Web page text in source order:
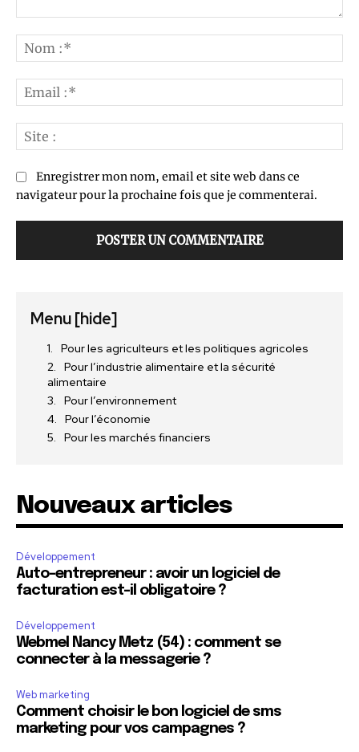
:*
:*
:
Enregistrer mon nom, email et site web dans ce
navigateur pour la prochaine fois que je commenterai.
Menu[hide]
Pour les agriculteurs et les politiques agricoles
Pour l’industrie alimentaire et la sécurité
alimentaire
Pour l’environnement
Pour l’économie
Pour les marchés financiers
Nouveaux articles
Développement
Auto-entrepreneur : avoir un logiciel de
facturation est-il obligatoire ?
Développement
Webmel Nancy Metz (54) : comment se
connecter à la messagerie ?
Web marketing
Comment choisir le bon logiciel de sms
marketing pour vos campagnes ?